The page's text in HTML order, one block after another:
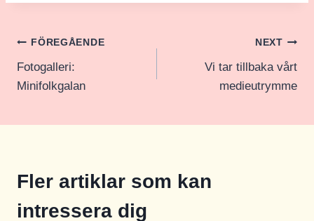
Inläggsnavigering
FÖREGÅENDE
Fotogalleri:
Minifolkgalan
NEXT
Vi tar tillbaka vårt
medieutrymme
Fler artiklar som kan
intressera dig